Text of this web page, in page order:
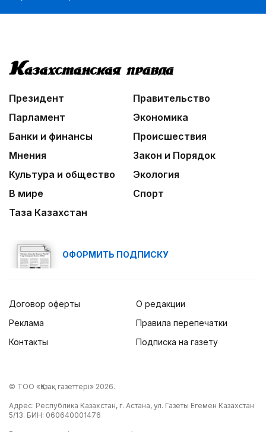
Президент
Правительство
Парламент
Экономика
Банки и финансы
Происшествия
Мнения
Закон и Порядок
Культура и общество
Экология
В мире
Спорт
Таза Казахстан
ОФОРМИТЬ ПОДПИСКУ
Договор оферты
Реклама
Контакты
О редакции
Правила перепечатки
Подписка на газету
© ТОО «Қазақ газеттері» 2026.
Адрес: Республика Казахстан, г. Астана, ул. Газеты Егемен Казахстан
5/13. БИН: 060640001476